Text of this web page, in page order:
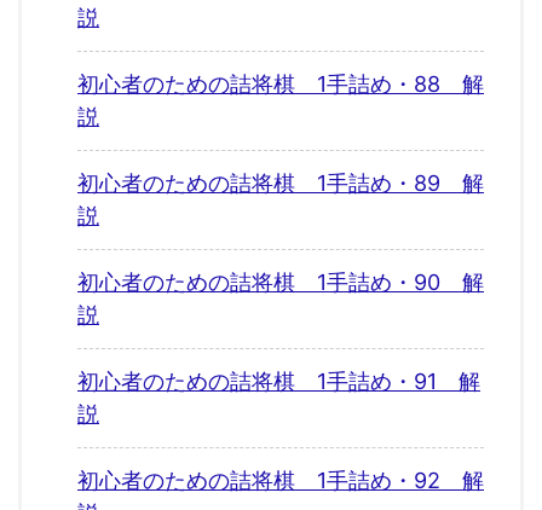
説
初心者のための詰将棋 1手詰め・88 解
説
初心者のための詰将棋 1手詰め・89 解
説
初心者のための詰将棋 1手詰め・90 解
説
初心者のための詰将棋 1手詰め・91 解
説
初心者のための詰将棋 1手詰め・92 解